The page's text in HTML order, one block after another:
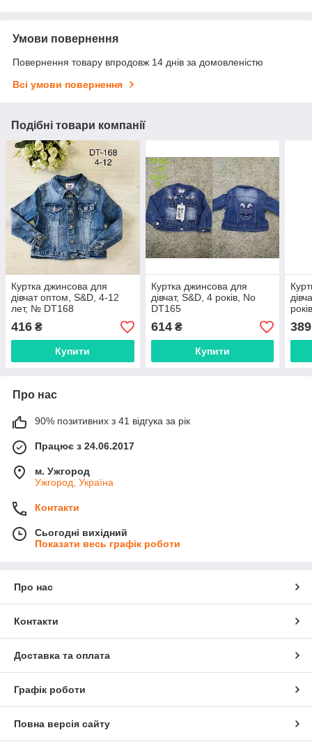
Умови повернення
Повернення товару впродовж 14 днів за домовленістю
Всі умови повернення
Подібні товари компанії
Куртка джинсова для
дівчат оптом, S&D, 4-12
лет, № DT168
416 ₴
Купити
Куртка джинсова для
дівчат, S&D, 4 років, No
DT165
614₴
Купити
389
Про нас
90% позитивних з 41 відгука за рік
Працює з 24.06.2017
м. Ужгород
Ужгород, Україна
Контакти
Сьогодні вихідний
Показати весь графік роботи
Про нас
Контакти
Доставка та оплата
Графік роботи
Повна версія сайту